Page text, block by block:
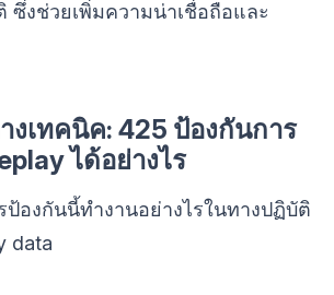
ซึ่งช่วยเพิ่มความน่าเชื่อถือและ
งเทคนิค: 425 ป้องกันการ
ได้อย่างไร
ป้องกันนี้ทำงานอย่างไรในทางปฏิบัติ
data